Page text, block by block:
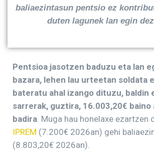
baliaezintasun pentsio ez
duten lagunek lan egin
Pentsioa jasotzen baduzu eta lan
bazara, lehen lau urteetan soldata
bateratu ahal izango dituzu, baldin
sarrerak, guztira, 1 6.003,20€ baino
badira . Muga hau honelaxe ezartzen
IPREM (7.200€ 2026an) gehi
(8.803,20€ 2026an).